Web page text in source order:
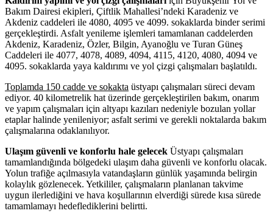
Bakım Dairesi ekipleri, Çiftlik Mahallesi’ndeki Karadeniz ve
Akdeniz caddeleri ile 4080, 4095 ve 4099. sokaklarda binder serimi
gerçekleştirdi. Asfalt yenileme işlemleri tamamlanan caddelerden
Akdeniz, Karadeniz, Özler, Bilgin, Ayanoğlu ve Turan Güneş
Caddeleri ile 4077, 4078, 4089, 4094, 4115, 4120, 4080, 4094 ve
4095. sokaklarda yaya kaldırımı ve yol çizgi çalışmaları başlatıldı.
Toplamda 150 cadde ve sokakta üstyapı çalışmaları süreci devam
ediyor. 40 kilometrelik hat üzerinde gerçekleştirilen bakım, onarım
ve yapım çalışmaları için altyapı kazıları nedeniyle bozulan yollar
etaplar halinde yenileniyor; asfalt serimi ve gerekli noktalarda bakım
çalışmalarına odaklanılıyor.
Ulaşım güvenli ve konforlu hale gelecek Üstyapı çalışmaları
tamamlandığında bölgedeki ulaşım daha güvenli ve konforlu olacak.
Yolun trafiğe açılmasıyla vatandaşların günlük yaşamında belirgin
kolaylık gözlenecek. Yetkililer, çalışmaların planlanan takvime
uygun ilerlediğini ve hava koşullarının elverdiği sürede kısa sürede
tamamlamayı hedeflediklerini belirtti.